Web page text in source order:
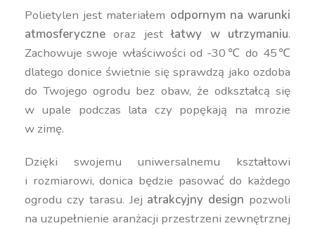
Polietylen jest materiałem odpornym na warunki
atmosferyczne oraz jestłatwy w utrzymaniu.
Zachowuje swoje właściwości od -30℃ do 45℃
dlatego donice świetnie się sprawdzą jako ozdoba
do Twojego ogrodu bez obaw, że odkształcą się
w upale podczas lata czy popękają na mrozie
w zimę.
Dzięki swojemu uniwersalnemu kształtowi
i rozmiarowi, donica będzie pasować do każdego
ogrodu czy tarasu. Jej atrakcyjny design pozwoli
na uzupełnienie aranżacji przestrzeni zewnętrznej